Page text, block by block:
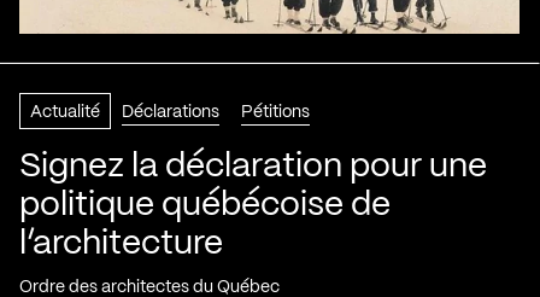
Actualité Déclarations Pétitions
Signez la déclaration pour une
politique québécoise de
l’architecture
Ordre des architectes du Québec